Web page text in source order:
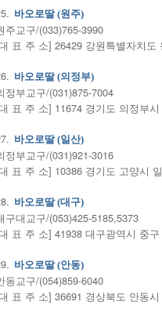
바오로딸 (원주)
주교구/(033)765-3990
표 주 소] 26429 강원특별자치
바오로딸 (의정부)
정부교구/(031)875-7004
표 주 소] 11674 경기도 의정부
바오로딸 (일산)
정부교구/(031)921-3016
표 주 소] 10386 경기도 고양시
바오로딸 (대구)
구대교구/(053)425-5185,5373
표 주 소] 41938 대구광역시 중
바오로딸 (안동)
동교구/(054)859-6040
표 주 소] 36691 경상북도 안동